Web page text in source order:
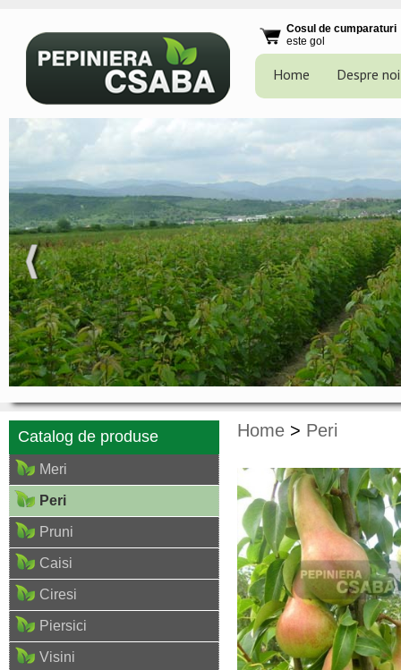
Cosul de cumparaturi
este gol
Home Despre noi
Catalog de produse
Meri
Peri
Pruni
Caisi
Ciresi
Piersici
Visini
Home > Peri